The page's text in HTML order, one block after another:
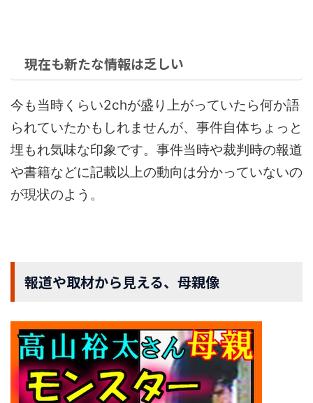
現在も新たな情報は乏しい
今も当時くらい2chが盛り上がっていたら何か語
られていたかもしれませんが、事件自体ちょっと
埋もれ気味な印象です。事件当時や裁判時の報道
や書籍などに記載以上の動向は分かっていないの
が現状のよう。
報道や取材から見える、母親像